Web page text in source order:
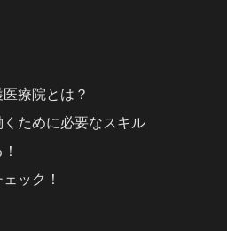
療院とは？
ために必要なスキル
ック！